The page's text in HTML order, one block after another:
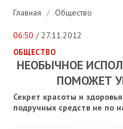
Главная / Общество
06:50 / 27.11.2012
ОБЩЕСТВО
НЕОБЫЧНОЕ
ПОМОЖЕТ
Секрет красоты и
подручных средств не по